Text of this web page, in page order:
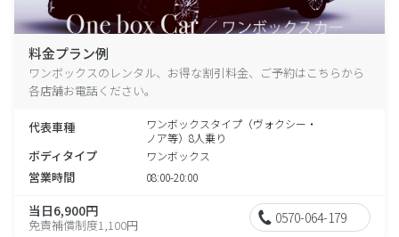
料金プラン例
ワンボックスのレンタル、お得な割引料金、ご予約はこちらから
各店舗お電話ください。
代表車種
ワンボックスタイプ（ヴォクシー・
ノア等）8人乗り
ボディタイプ ワンボックス
営業時間 08:00-20:00
当日6,900円
免責補償制度1,100円 0570-064-179